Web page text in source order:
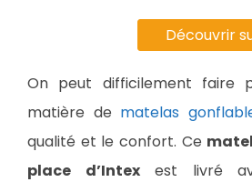
Découvrir
On peut difficilement faire
matière de matelas
qualité et le confort. Ce
place d’Intexest livré